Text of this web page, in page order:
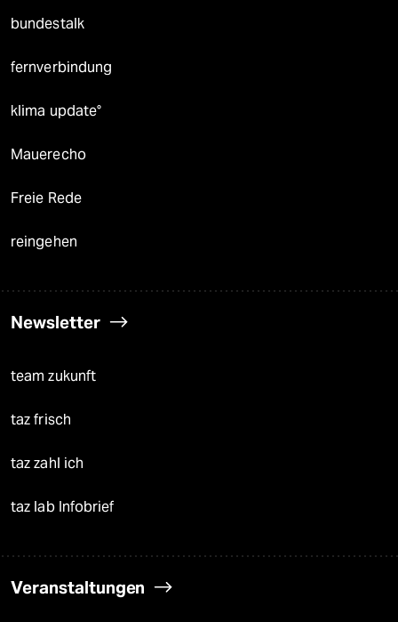
bundestalk
fernverbindung
klima update°
Mauerecho
Freie Rede
reingehen
Newsletter
team zukunft
taz frisch
taz zahl ich
taz lab Infobrief
Veranstaltungen